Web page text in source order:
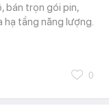
bán trọn gói pin,
hạ tầng năng lượng.
0